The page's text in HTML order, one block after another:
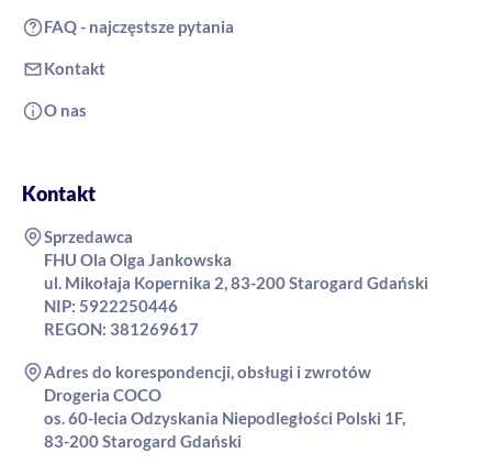
FAQ - najczęstsze pytania
Kontakt
O nas
Kontakt
Sprzedawca
FHU Ola Olga Jankowska
ul. Mikołaja Kopernika 2, 83-200 Starogard Gdański
NIP: 5922250446
REGON: 381269617
Adres do korespondencji, obsługi i zwrotów
Drogeria COCO
os. 60-lecia Odzyskania Niepodległości Polski 1F,
83-200 Starogard Gdański